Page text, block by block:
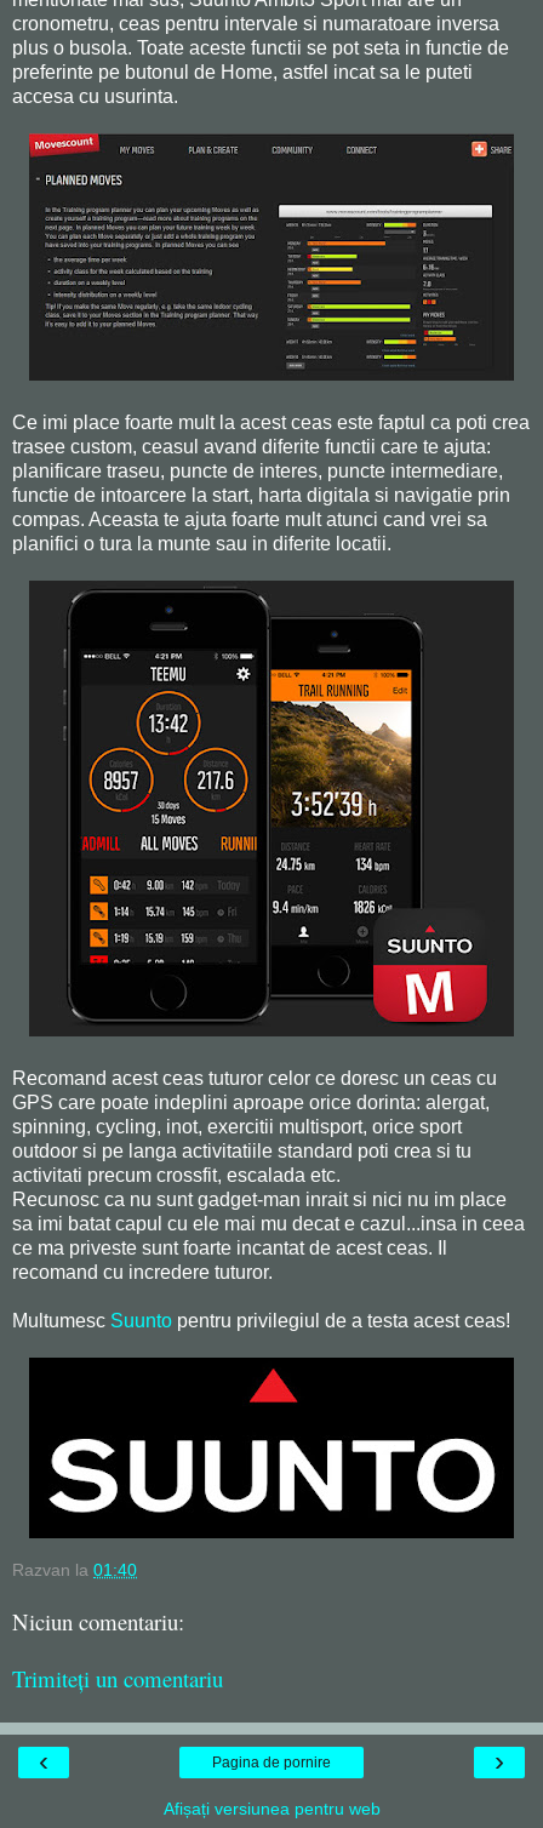
cronometru, ceas pentru intervale si numaratoare inversa
plus o busola. Toate aceste functii se pot seta in functie de
preferinte pe butonul de Home, astfel incat sa le puteti
accesa cu usurinta.
Ce imi place foarte mult la acest ceas este faptul ca poti crea
trasee custom, ceasul avand diferite functii care te ajuta:
planificare traseu, puncte de interes, puncte intermediare,
functie de intoarcere la start, harta digitala si navigatie prin
compas. Aceasta te ajuta foarte mult atunci cand vrei sa
planifici o tura la munte sau in diferite locatii.
Recomand acest ceas tuturor celor ce doresc un ceas cu
GPS care poate indeplini aproape orice dorinta: alergat,
spinning, cycling, inot, exercitii multisport, orice sport
outdoor si pe langa activitatiile standard poti crea si tu
activitati precum crossfit, escalada etc.
Recunosc ca nu sunt gadget-man inrait si nici nu im place
sa imi batat capul cu ele mai mu decat e cazul...insa in ceea
ce ma priveste sunt foarte incantat de acest ceas. Il
recomand cu incredere tuturor.
Multumesc Suunto pentru privilegiul de a testa acest ceas!
Razvan la 01:40
Niciun comentariu:
Trimiteți un comentariu
‹ ›
Pagina de pornire
Afișați versiunea pentru web